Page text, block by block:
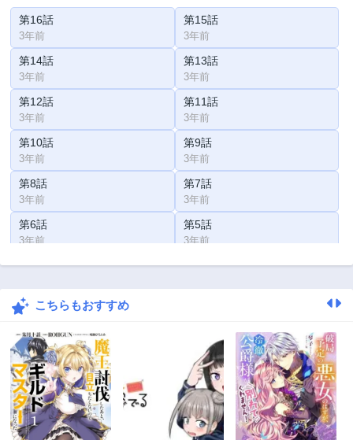
第16話
3年前
第15話
3年前
第14話
3年前
第13話
3年前
第12話
3年前
第11話
3年前
第10話
3年前
第9話
3年前
第8話
3年前
第7話
3年前
第6話
3年前
第5話
3年前
第4話 第3話
第2話こちらもおすすめ